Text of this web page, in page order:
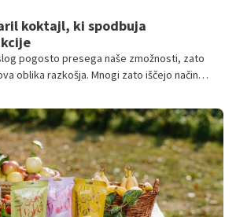
koktajl, ki spodbuja
pogosto presega naše zmožnosti, zato
oblika razkošja. Mnogi zato iščejo načine,
Eden najzanimivejših odgovorov na to
goba z imenom resasti bradovec,
griva.